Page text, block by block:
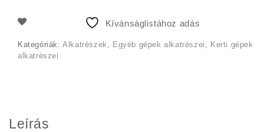
5
Kívánságlistához adás
Kategóriák:Alkatrészek Egyéb gépek alkatrészei
Kerti gépek
alkatrészei
Leírás